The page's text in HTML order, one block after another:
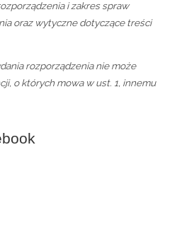
i zakres spraw
oraz wytyczne dotyczące treści
rozporządzenia nie może
o których mowa w ust. 1, innemu